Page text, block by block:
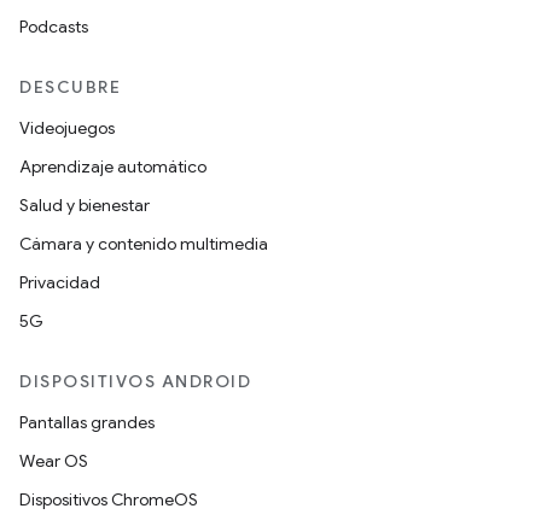
Podcasts
DESCUBRE
Videojuegos
Aprendizaje automático
Salud y bienestar
Cámara y contenido multimedia
Privacidad
5G
DISPOSITIVOS ANDROID
Pantallas grandes
Wear OS
Dispositivos ChromeOS